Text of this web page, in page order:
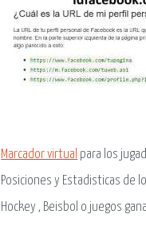
Marcador virtual para los
Posiciones y Estadisticas de
Hockey , Beisbol o juegos